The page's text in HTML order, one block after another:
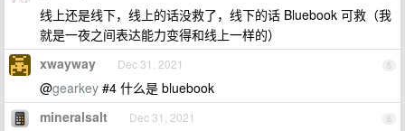
线上还是线下，线上的话没救了，线下的话 Bluebook 可救（我
就是一夜之间表达能力变得和线上一样的）
5
xwayway Dec 31, 2021
@gearkey #4 什么是 bluebook
6
mineralsalt Dec 31, 2021